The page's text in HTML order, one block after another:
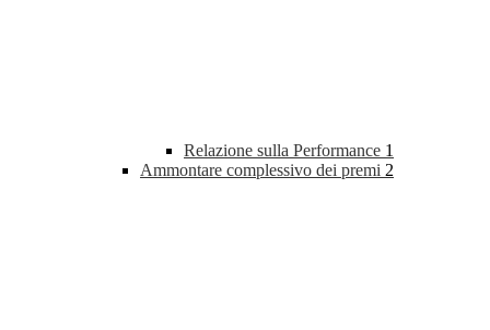
Relazione sulla Performance 1
Ammontare complessivo dei premi 2